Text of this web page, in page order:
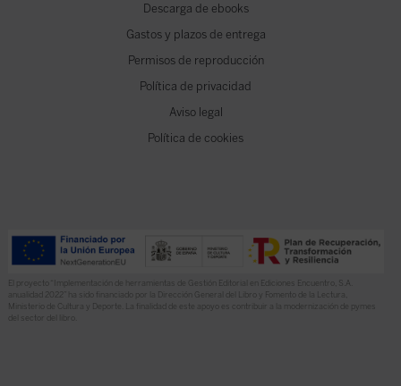
Descarga de ebooks
Gastos y plazos de entrega
Permisos de reproducción
Política de privacidad
Aviso legal
Política de cookies
El proyecto “Implementación de herramientas de Gestión Editorial en Ediciones Encuentro, S.A.
anualidad 2022” ha sido financiado por la Dirección General del Libro y Fomento de la Lectura,
Ministerio de Cultura y Deporte. La finalidad de este apoyo es contribuir a la modernización de pymes
del sector del libro.